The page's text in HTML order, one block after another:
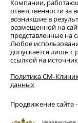
Компании,
ответственности за
возникшие в
размещенной на
представленные на
Любое
допускается лишь с
ссылкой на
Политика
данных
Продвижение сайта -